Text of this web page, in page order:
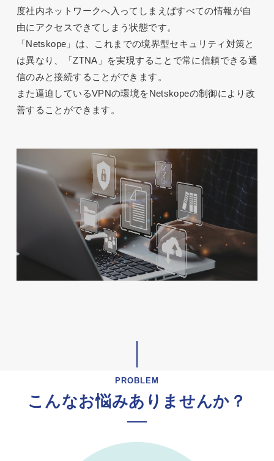
度社内ネットワークへ入ってしまえばすべての情報が自
由にアクセスできてしまう状態です。
「Netskope」は、これまでの境界型セキュリティ対策と
は異なり、「ZTNA」を実現することで常に信頼できる通
信のみと接続することができます。
また逼迫しているVPNの環境をNetskopeの制御により改
善することができます。
PROBLEM
こんなお悩みありませんか？